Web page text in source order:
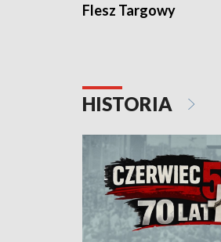
Flesz Targowy
HISTORIA